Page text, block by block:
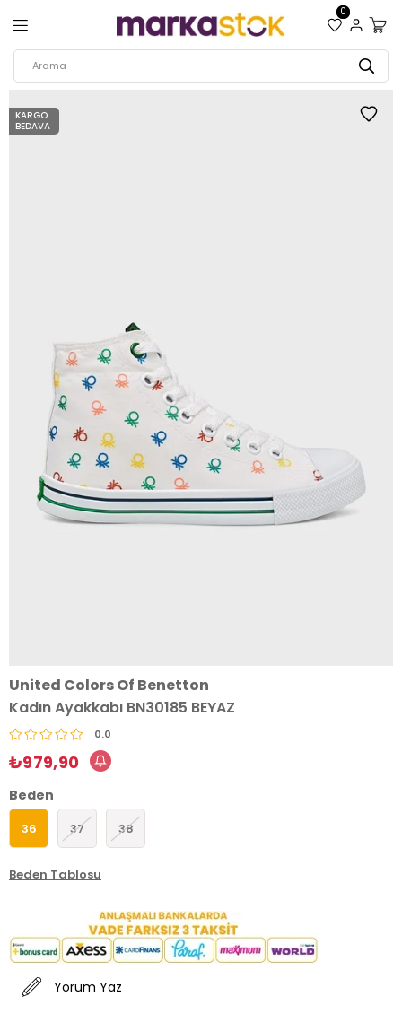
0
KARGO
BEDAVA
United Colors Of Benetton
Kadın Ayakkabı BN30185 BEYAZ
0.0
₺979,90
Beden
36 37 38
Beden Tablosu
Yorum Yaz